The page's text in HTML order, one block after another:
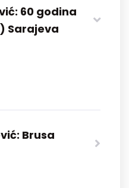
60 godina
Sarajeva
Brusa